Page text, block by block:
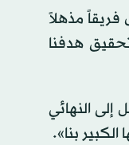
وأرى فريقاً مذهلاً
هدفنا
النهائي
بنا».